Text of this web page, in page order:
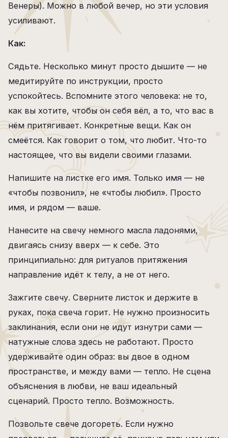
Венеры). Можно в любой вечер, но эти условия
усиливают.
Как:
Сядьте. Несколько минут просто дышите — не
медитируйте по инструкции, просто
успокойтесь. Вспомните этого человека: не то,
как вы хотите, чтобы он себя вёл, а то, что вас в
нём притягивает. Конкретные вещи. Как он
смеётся. Как говорит о том, что любит. Что-то
настоящее, что вы видели своими глазами.
Напишите на листке его имя. Только имя — не
«чтобы позвонил», не «чтобы любил». Просто
имя, и рядом — ваше.
Нанесите на свечу немного масла ладонями,
двигаясь снизу вверх — к себе. Это
принципиально: для ритуалов притяжения
направление идёт к телу, а не от него.
Зажгите свечу. Сверните листок и держите в
руках, пока свеча горит. Не нужно произносить
заклинания, если они не идут изнутри сами —
натужные слова здесь не работают. Просто
удерживайте один образ: вы двое в одном
пространстве, и между вами — тепло. Не сцена
объяснения в любви, не ваш идеальный
сценарий. Просто тепло. Возможность.
Позвольте свече догореть. Если нужно